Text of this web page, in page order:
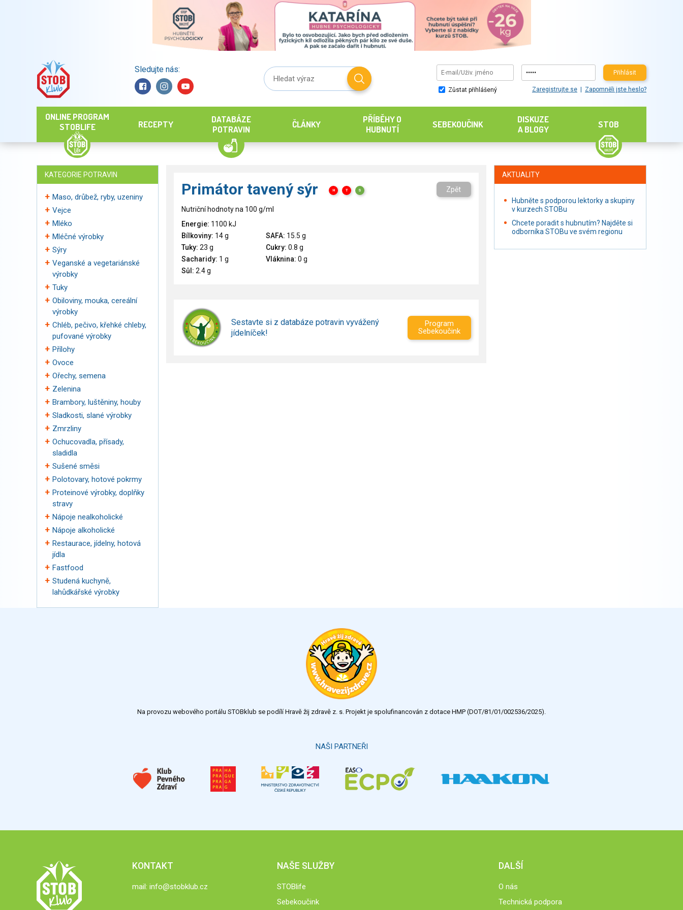
Sledujte nás: Přihlásit
Zůstat přihlášený Zaregistrujte se Zapomněli jste heslo?
ONLINE PROGRAM
STOBLIFE
RECEPTY
DATABÁZE
POTRAVIN
ČLÁNKY
PŘÍBĚHY O
HUBNUTÍ
SEBEKOUČINK
DISKUZE
A BLOGY
STOB
KATEGORIE POTRAVIN
Maso, drůbež, ryby, uzeniny
Vejce
Mléko
Mléčné výrobky
Sýry
Veganské a vegetariánské
výrobky
Tuky
Obiloviny, mouka, cereální
výrobky
Chléb, pečivo, křehké chleby,
pufované výrobky
Přílohy
Ovoce
Ořechy, semena
Zelenina
Brambory, luštěniny, houby
Sladkosti, slané výrobky
Zmrzliny
Ochucovadla, přísady,
sladidla
Sušené směsi
Polotovary, hotové pokrmy
Proteinové výrobky, doplňky
stravy
Nápoje nealkoholické
Nápoje alkoholické
Restaurace, jídelny, hotová
jídla
Fastfood
Studená kuchyně,
lahůdkářské výrobky
Primátor tavený sýr H T S Zpět
Nutriční hodnoty na 100 g/ml
Energie: 1100 kJ
Bílkoviny: 14 g SAFA: 15.5 g
Tuky: 23 g Cukry: 0.8 g
Sacharidy: 1 g Vláknina: 0 g
Sůl: 2.4 g
Sestavte si z databáze potravin vyvážený
jídelníček!
Program
Sebekoučink
AKTUALITY
Hubněte s podporou lektorky a skupiny
v kurzech STOBu
Chcete poradit s hubnutím? Najděte si
odborníka STOBu ve svém regionu
Na provozu webového portálu STOBklub se podílí Hravě žij zdravě z. s. Projekt je spolufinancován z dotace HMP (DOT/81/01/002536/2025).
NAŠI PARTNEŘI
KONTAKT
mail: info@stobklub.cz
NAŠE SLUŽBY
STOBlife
Sebekoučink
DALŠÍ
O nás
Technická podpora